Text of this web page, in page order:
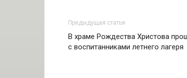
Предыдущая статья
В храме Рождества Христова
с воспитанниками летнего лагеря